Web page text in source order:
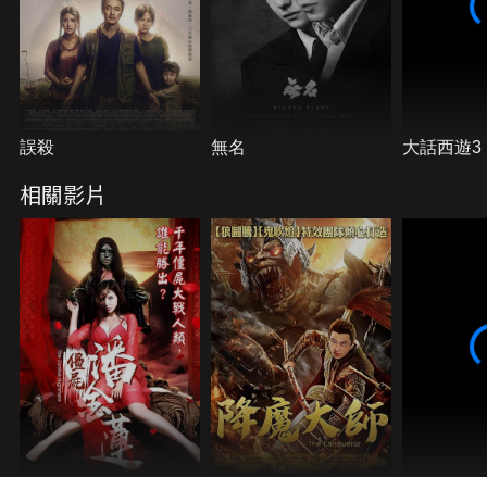
誤殺 無名 大話西遊3
相關影片